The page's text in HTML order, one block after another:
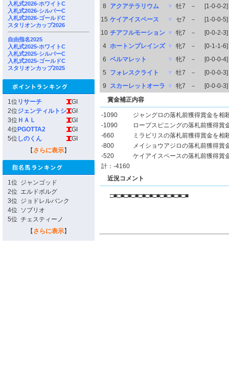
入札式2026-ホワイトC
入札式2026-シルバーC
入札式2026-ゴールドC
スタリオンカップ2026
自由指名2025
入札式2025-ホワイトC
入札式2025-シルバーC
入札式2025-ゴールドC
スタリオンカップ2025
1位 リサーチ
GI
2位ジェンティルトシ
GI
3位 ＨＡＬ
GI
4位 PGOTTA2
GI
5位 しのくん
GI
【 さらに表示】
1位 ジャンゴッド
2位 エルドボルグ
3位 ジョドレルバンク
4位 ソブリオ
5位 チェスティーノ
【 さらに表示】
8
アクアテラリウム ▼ 牡7 －
[1-0-0-2]
15 ケイアイスペース ▼ セ7 －
[1-0-0-5]
10 チアフルモーション ▼ 牝7 －
[0-0-2-3]
4 ホートンプレインズ ▼ 牝7 －
[0-1-1-6]
6 ベルマレット ▼ 牝7 －
[0-0-0-4]
5
フォレスクライト ▼ 牡7 －
[0-0-0-3]
9
スカーレットオーラ ▼ 牝7 －
[0-0-0-3]
賞金補正内容
-1090
ジャングロの落札前獲得賞金を相
-1090
ロープスピニングの落札前獲得賞
-660
ミラビリスの落札前獲得賞金を相
-800
メイショウアジロの落札前獲得賞
-520
ケイアイスペースの落札前獲得賞
計：-4160
近況コメント
□■□■□■□■□■□■□■□■□■□■□■